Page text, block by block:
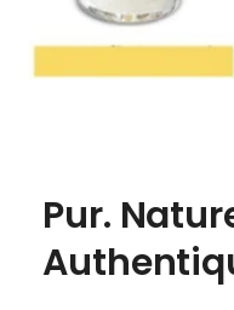
Pur.